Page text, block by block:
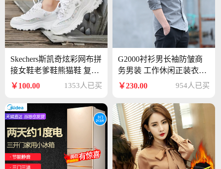
Skechers斯凯奇炫彩网布拼
接女鞋老爹鞋熊猫鞋 复古
厚底休闲鞋13144 白色/多
￥100.00 1353人已买
G2000衬衫男长袖防皱商
务男装 工作休闲正装衣服
修身薄款白色衬衣
￥230.00 954人已买